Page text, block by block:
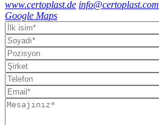
www.certoplast.de info@certoplast.com
Google Maps